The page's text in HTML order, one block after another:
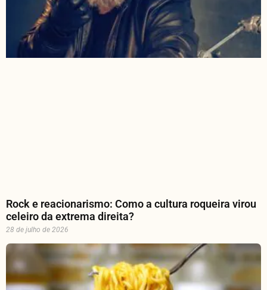
Rock e reacionarismo: Como a cultura roqueira virou
celeiro da extrema direita?
28 de julho de 2026